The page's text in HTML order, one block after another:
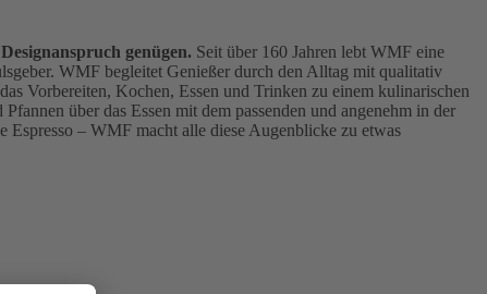
genügen. Seit über 160 Jahren lebt WMF eine
WMF begleitet Genießer durch den Alltag mit qualitativ
Vorbereiten, Kochen, Essen und Trinken zu einem kulinarischen
über das Essen mit dem passenden und angenehm in der
Espresso – WMF macht alle diese Augenblicke zu etwas